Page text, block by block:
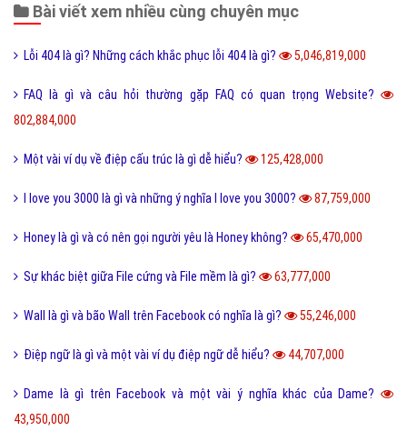
Bài viết xem nhiều cùng chuyên mục
Lỗi 404 là gì? Những cách khắc phục lỗi 404 là gì? 5,046,819,000
FAQ là gì và câu hỏi thường gặp FAQ có quan trọng Website?
802,884,000
Một vài ví dụ về điệp cấu trúc là gì dễ hiểu? 125,428,000
I love you 3000 là gì và những ý nghĩa I love you 3000? 87,759,000
Honey là gì và có nên gọi người yêu là Honey không? 65,470,000
Sự khác biệt giữa File cứng và File mềm là gì? 63,777,000
Wall là gì và bão Wall trên Facebook có nghĩa là gì? 55,246,000
Điệp ngữ là gì và một vài ví dụ điệp ngữ dễ hiểu? 44,707,000
Dame là gì trên Facebook và một vài ý nghĩa khác của Dame?
43,950,000